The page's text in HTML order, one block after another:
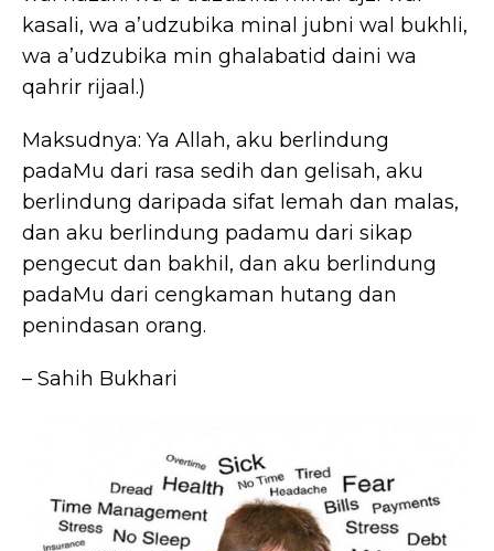
kasali, wa a’udzubika minal jubni wal bukhli,
wa a’udzubika min ghalabatid daini wa
qahrir rijaal.)
Maksudnya: Ya Allah, aku berlindung
padaMu dari rasa sedih dan gelisah, aku
berlindung daripada sifat lemah dan malas,
dan aku berlindung padamu dari sikap
pengecut dan bakhil, dan aku berlindung
padaMu dari cengkaman hutang dan
penindasan orang.
– Sahih Bukhari